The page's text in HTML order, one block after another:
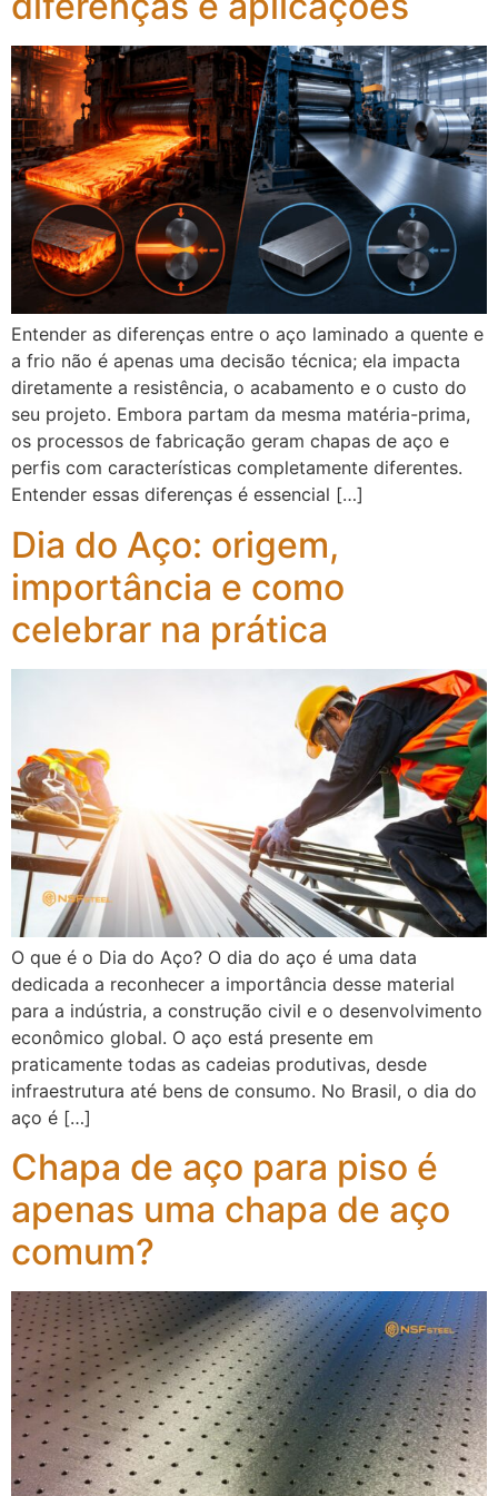
Entender as diferenças entre o aço laminado a quente e
a frio não é apenas uma decisão técnica; ela impacta
diretamente a resistência, o acabamento e o custo do
seu projeto. Embora partam da mesma matéria-prima,
os processos de fabricação geram chapas de aço e
perfis com características completamente diferentes.
Entender essas diferenças é essencial […]
Dia do Aço: origem,
importância e como
celebrar na prática
O que é o Dia do Aço? O dia do aço é uma data
dedicada a reconhecer a importância desse material
para a indústria, a construção civil e o desenvolvimento
econômico global. O aço está presente em
praticamente todas as cadeias produtivas, desde
infraestrutura até bens de consumo. No Brasil, o dia do
aço é […]
Chapa de aço para piso é
apenas uma chapa de aço
comum?